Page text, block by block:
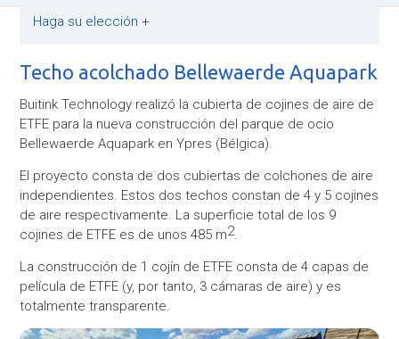
Haga su elección +
Techo acolchado Bellewaerde Aquapark
Buitink Technology realizó la cubierta de cojines de aire de
ETFE para la nueva construcción del parque de ocio
Bellewaerde Aquapark en Ypres (Bélgica).
El proyecto consta de dos cubiertas de colchones de aire
independientes. Estos dos techos constan de 4 y 5 cojines
de aire respectivamente. La superficie total de los 9
cojines de ETFE es de unos 485 m2.
La construcción de 1 cojín de ETFE consta de 4 capas de
película de ETFE (y, por tanto, 3 cámaras de aire) y es
totalmente transparente.